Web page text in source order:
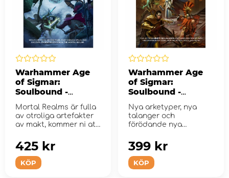
Warhammer Age
of Sigmar:
Soulbound -
Artefacts of Power
Mortal Realms är fulla
av otroliga artefakter
av makt, kommer ni att
KÖP
425 kr
Warhammer Age
of Sigmar:
Soulbound -
Champions of
Order
Nya arketyper, nya
talanger och
förödande nya
KÖP
399 kr